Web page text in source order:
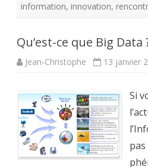
information, innovation,
Qu’est-ce que Big Data
Jean-Christophe 13 janvier
Si